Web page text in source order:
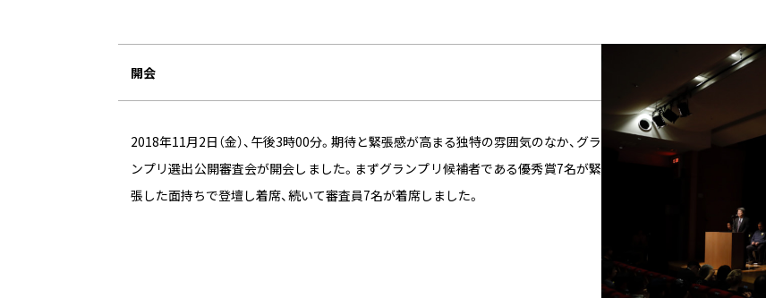
開会
2018年11月2日（金）、午後3時00分。期待と緊張感が高まる独特の雰囲気のなか、グラ
ンプリ選出公開審査会が開会しました。まずグランプリ候補者である優秀賞7名が緊
張した面持ちで登壇し着席、続いて審査員7名が着席しました。